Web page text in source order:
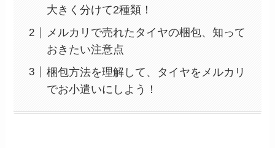
大きく分けて2種類！
メルカリで売れたタイヤの梱包、知って
おきたい注意点
梱包方法を理解して、タイヤをメルカリ
でお小遣いにしよう！